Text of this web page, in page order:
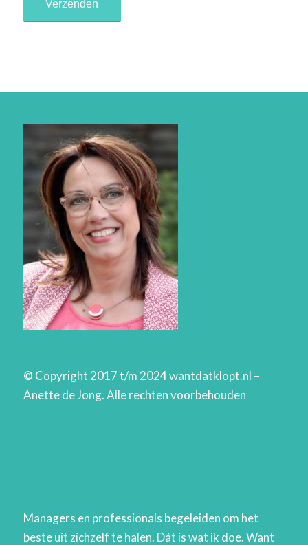
© Copyright 2017 t/m 2024 wantdatklopt.nl –
Anette de Jong. Alle rechten voorbehouden
Managers en professionals begeleiden om het
beste uit zichzelf te halen. Dát is wat ik doe. Want